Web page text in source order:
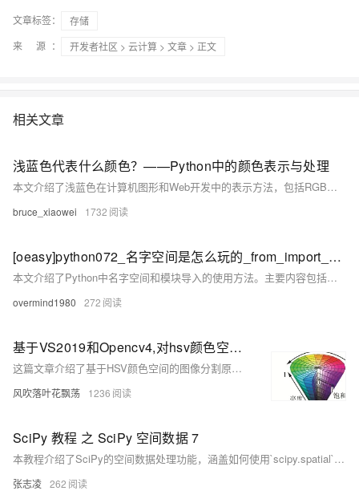
文章标签：
存储
来 源：
开发者社区 > 云计算 > 文章 > 正文
相关文章
浅蓝色代表什么颜色？——Python中的颜色表示与处理
本文介绍了浅蓝色在计算机图形和Web开发中的表示方法，包括RGB、十六进制和HSL三种常见格式，并详细说明了如何使用Python的Pillow和colorsys库来处理和转换这种颜色，最后给出了生成浅蓝色背景的CSS代码示例。
bruce_xiaowei 1732
[oeasy]python072_名字空间是怎么玩的_from_import_as_导入_namespace
本文介绍了Python中名字空间和模块导入的使用方法。主要内容包括： 1. **回忆上次内容**：回顾了之前导入系统模块（如`__hello__`、`time`）和自定义模块（如`my_file`），并介绍了如何导入和使用模块中的变量。 2. **从shell开始**：展示了如何在命令行中编辑和切换文件，以及如何通过`import`语句引入模块。 3. **修改oeasy.py**：演示了如何通过`import my_file`导入模块，并将模块中的`pi`赋值给本地变量`pi`。 4. **locals()函数**：解释了如何使用`locals()`查看当前作用域内的本地变量及其值。
overmind1980 272
基于VS2019和Opencv4,对hsv颜色空间的图像分割原理以及实现
这篇文章介绍了基于HSV颜色空间的图像分割原理，包括HSV模型的基本概念和如何在OpenCV中通过设置HSV的色彩范围来实现图像中特定颜色的物体分割，并通过示例代码展示了在静态图像和视频流中进行颜色分割的方法。
风吹落叶花飘荡 1236
SciPy 教程 之 SciPy 空间数据 7
本教程介绍了SciPy的空间数据处理功能，涵盖如何使用`scipy.spatial`模块进行点的位置判断、最近点计算等操作。还详细解释了距离矩阵的概念及其在生物信息学中的应用，以及汉明距离的定义和计算方法。示例代码展示了如何计算两个点之间的汉明距离。
张志凌 262